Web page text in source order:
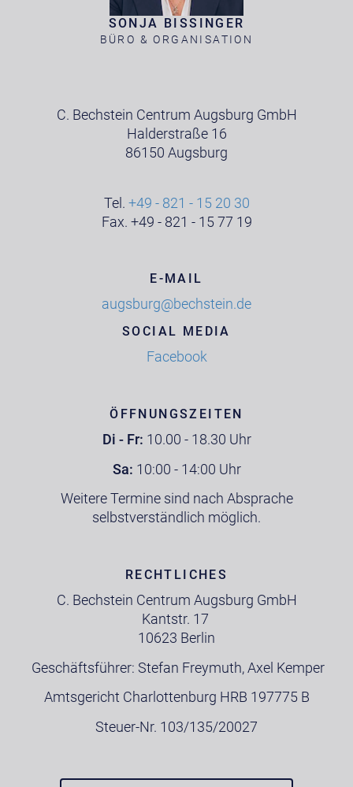
SONJA BISSINGER
BÜRO & ORGANISATION
C. Bechstein Centrum Augsburg GmbH
Halderstraße 16
86150 Augsburg
Tel. +49 - 821 - 15 20 30
Fax. +49 - 821 - 15 77 19
E-MAIL
augsburg@bechstein.de
SOCIAL MEDIA
Facebook
ÖFFNUNGSZEITEN
Di - Fr: 10.00 - 18.30 Uhr
Sa: 10:00 - 14:00 Uhr
Weitere Termine sind nach Absprache
selbstverständlich möglich.
RECHTLICHES
C. Bechstein Centrum Augsburg GmbH
Kantstr. 17
10623 Berlin
Geschäftsführer: Stefan Freymuth, Axel Kemper
Amtsgericht Charlottenburg HRB 197775 B
Steuer-Nr. 103/135/20027